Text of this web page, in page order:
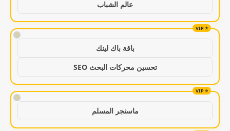
عالم الشباب
!
باقة باك لينك
تحسين محركات البحث SEO
!
ماسنجر المسلم